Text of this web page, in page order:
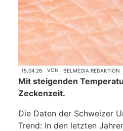
15.04.26 VON BELMEDIA REDAKTION
Mit steigenden
Zeckenzeit.
Die Daten der Schweizer
Trend: In den letzten